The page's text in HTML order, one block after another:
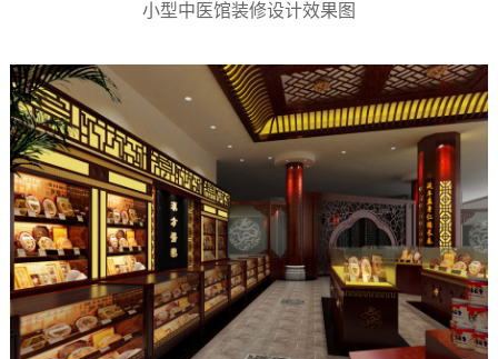
小型中医馆装修设计效果图